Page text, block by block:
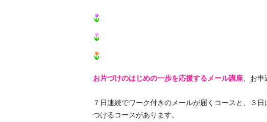
お片づけのはじめの一歩を応援するメール講座、お申
７日連続でワーク付きのメールが届くコースと、３
つけるコースがあります。